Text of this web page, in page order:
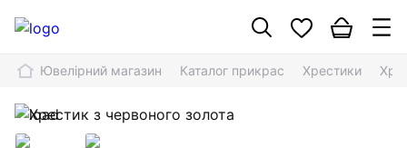
Ювелірний магазин Каталог прикрас Хрестики